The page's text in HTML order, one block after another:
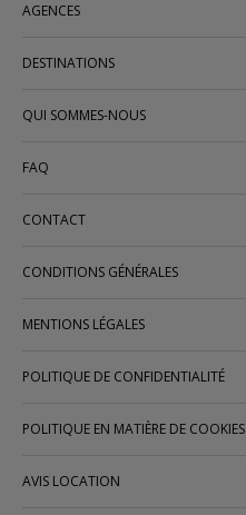
AGENCES
DESTINATIONS
QUI SOMMES-NOUS
FAQ
CONTACT
CONDITIONS GÉNÉRALES
MENTIONS LÉGALES
POLITIQUE DE CONFIDENTIALITÉ
POLITIQUE EN MATIÈRE DE COOKIES
AVIS LOCATION